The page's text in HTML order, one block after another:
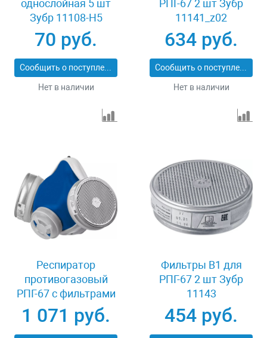
однослойная 5 шт
Зубр 11108-H5
70 руб.
Сообщить о поступлении
Нет в наличии
РПГ-67 2 шт Зубр
11141_z02
634 руб.
Сообщить о поступлении
Нет в наличии
Респиратор
противогазовый
РПГ-67 с фильтрами
В1 Зубр 11145
1 071 руб.
Фильтры В1 для
РПГ-67 2 шт Зубр
11143
454 руб.